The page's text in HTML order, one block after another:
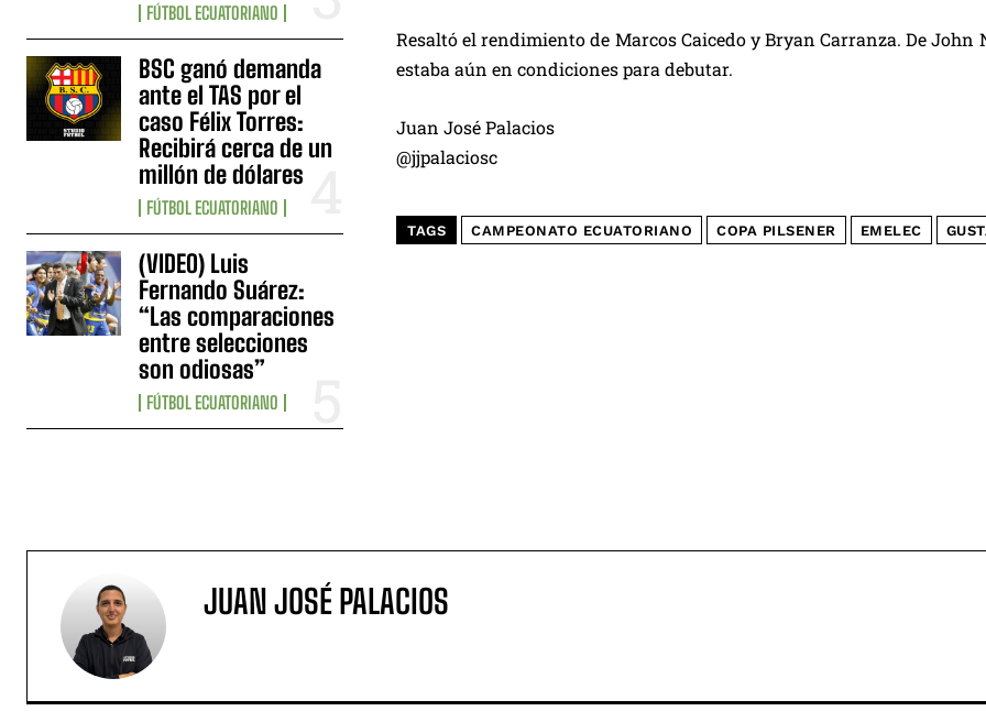
FÚTBOL ECUATORIANO
BSC ganó demanda
ante el TAS por el
caso Félix Torres:
Recibirá cerca de un
millón de dólares
FÚTBOL ECUATORIANO
(VIDEO) Luis
Fernando Suárez:
“Las comparaciones
entre selecciones
son odiosas”
FÚTBOL ECUATORIANO
Resaltó el rendimiento de Marcos Caicedo y Bryan Carranza. De
estaba aún en condiciones para debutar.
Juan José Palacios
@jjpalaciosc
TAGS CAMPEONATO ECUATORIANO COPA PILSENER EMELEC
JUAN JOSÉ PALACIOS